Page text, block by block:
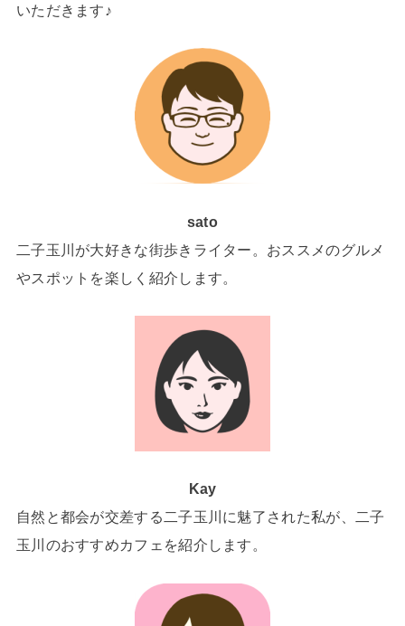
いただきます♪
sato
二子玉川が大好きな街歩きライター。おススメのグルメ
やスポットを楽しく紹介します。
Kay
自然と都会が交差する二子玉川に魅了された私が、二子
玉川のおすすめカフェを紹介します。